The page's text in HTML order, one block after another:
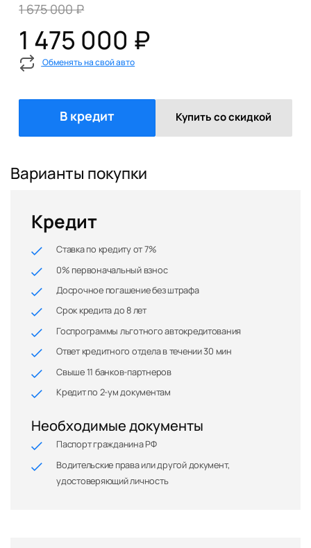
1 675 000 ₽
1 475 000 ₽
Обменять на свой авто
В кредит Купить со скидкой
Варианты покупки
Кредит
Ставка по кредиту от 7%
0% первоначальный взнос
Досрочное погашение без штрафа
Срок кредита до 8 лет
Госпрограммы льготного автокредитования
Ответ кредитного отдела в течении 30 мин
Свыше 11 банков-партнеров
Кредит по 2-ум документам
Необходимые документы
Паспорт гражданина РФ
Водительские права или другой документ,
удостоверяющий личность